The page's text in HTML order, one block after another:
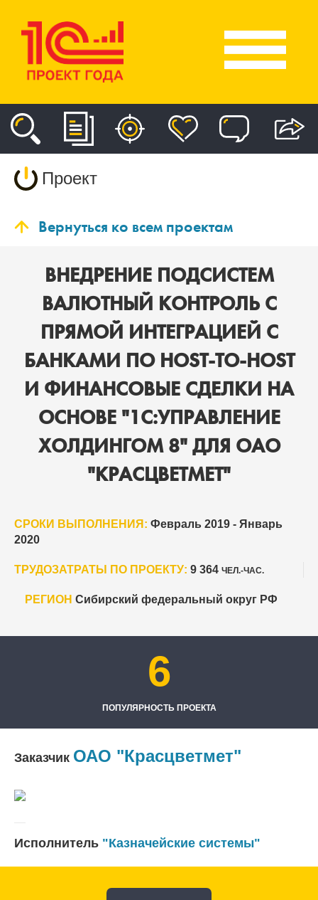
Проект
Вернуться ко всем проектам
ВНЕДРЕНИЕ ПОДСИСТЕМ
ВАЛЮТНЫЙ КОНТРОЛЬ С
ПРЯМОЙ ИНТЕГРАЦИЕЙ С
БАНКАМИ ПО HOST-TO-HOST
И ФИНАНСОВЫЕ СДЕЛКИ НА
ОСНОВЕ "1С:УПРАВЛЕНИЕ
ХОЛДИНГОМ 8" ДЛЯ ОАО
"КРАСЦВЕТМЕТ"
СРОКИ ВЫПОЛНЕНИЯ: Февраль 2019 - Январь
2020
ТРУДОЗАТРАТЫ ПО ПРОЕКТУ: 9 364 ЧЕЛ.-ЧАС.
РЕГИОН Сибирский федеральный округ РФ
6
ПОПУЛЯРНОСТЬ ПРОЕКТА
Заказчик ОАО "Красцветмет"
Исполнитель "Казначейские системы"